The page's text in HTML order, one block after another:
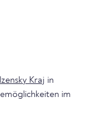
Kraj in
im